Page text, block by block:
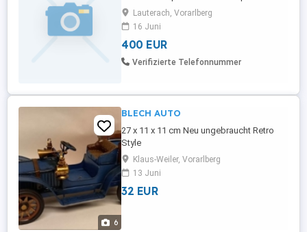
Detektor Ist 3 Jahre alt und funktioniert
tadellos. Den Original XP Rucksack geb
ich mit dazu. Am besten vorbei kommen,
anschauen und testen.
Lauterach, Vorarlberg
16 Juni
400 EUR
Verifizierte Telefonnummer
6
BLECH AUTO
27 x 11 x 11 cm Neu ungebraucht Retro
Style
Klaus-Weiler, Vorarlberg
13 Juni
32 EUR